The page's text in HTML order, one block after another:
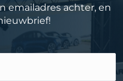
emailadres achter, en